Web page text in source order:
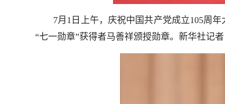
7月1日上午，庆祝中国共产党成立105周年
“七一勋章”获得者马善祥颁授勋章。新华社记